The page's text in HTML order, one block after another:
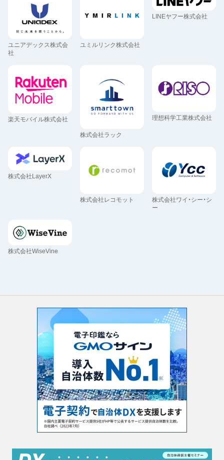
ユニアデックス株式会
社
ユミルリンク株式会社
LINEヤフー株式会社
楽天モバイル株式会社
株式会社ラック
理想科学工業株式会社
株式会社LayerX
株式会社レコモット
株式会社ワイ・シー・シ
ー
株式会社WiseVine